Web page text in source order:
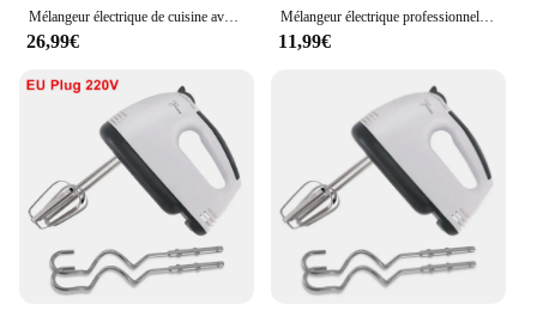
Mélangeur électrique de cuisine avec support, robot culinaire, fouet à œufs, crème, gâteau, pâte, pétrin, mousseur à lait, 110V, 220V
26,99€
Mélangeur électrique professionnel automatique, batteur à œufs pour centre commercial, mélangeur à crème, pâte et gâteau, cuisson spectaculaire
11,99€